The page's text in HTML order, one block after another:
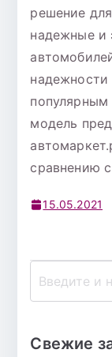
решение
надежные и
надежности
модель
сравнению
15.05.2021
Свежие